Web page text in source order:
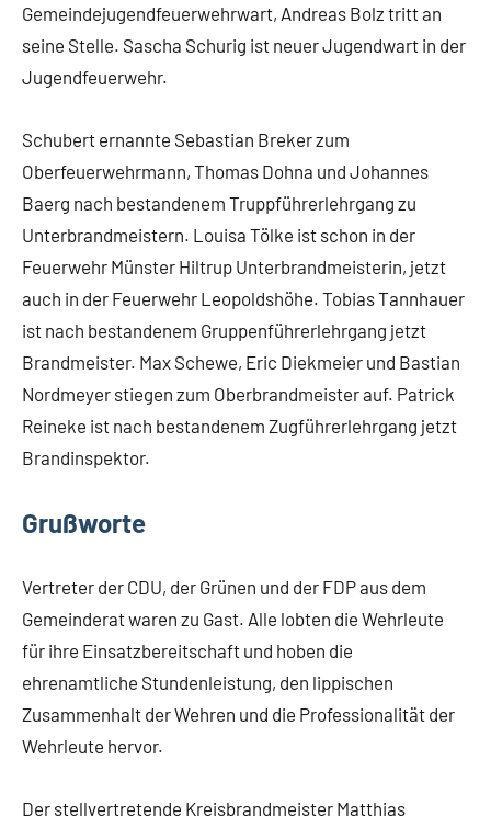
Gemeindejugendfeuerwehrwart, Andreas Bolz tritt an
seine Stelle. Sascha Schurig ist neuer Jugendwart in der
Jugendfeuerwehr.
Schubert ernannte Sebastian Breker zum
Oberfeuerwehrmann, Thomas Dohna und Johannes
Baerg nach bestandenem Truppführerlehrgang zu
Unterbrandmeistern. Louisa Tölke ist schon in der
Feuerwehr Münster Hiltrup Unterbrandmeisterin, jetzt
auch in der Feuerwehr Leopoldshöhe. Tobias Tannhauer
ist nach bestandenem Gruppenführerlehrgang jetzt
Brandmeister. Max Schewe, Eric Diekmeier und Bastian
Nordmeyer stiegen zum Oberbrandmeister auf. Patrick
Reineke ist nach bestandenem Zugführerlehrgang jetzt
Brandinspektor.
Grußworte
Vertreter der CDU, der Grünen und der FDP aus dem
Gemeinderat waren zu Gast. Alle lobten die Wehrleute
für ihre Einsatzbereitschaft und hoben die
ehrenamtliche Stundenleistung, den lippischen
Zusammenhalt der Wehren und die Professionalität der
Wehrleute hervor.
Der stellvertretende Kreisbrandmeister Matthias